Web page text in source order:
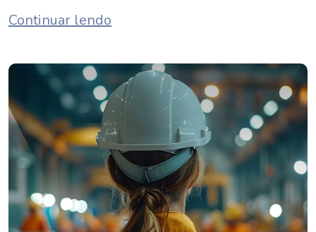
Continuar lendo